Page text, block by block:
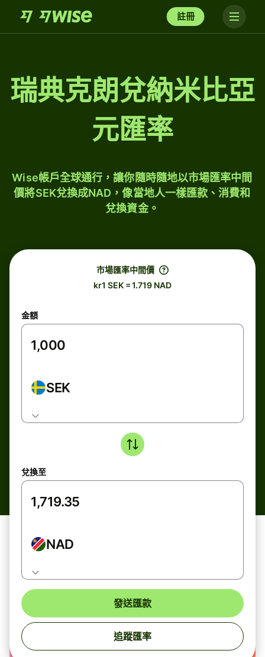
註冊
瑞典克朗兌納米比亞
元匯率
Wise帳戶全球通行，讓你隨時隨地以市場匯率中間
價將SEK兌換成NAD，像當地人一樣匯款、消費和
兌換資金。
市場匯率中間價
kr1 SEK = 1.719 NAD
金額
SEK
兌換至
NAD
發送匯款
追蹤匯率